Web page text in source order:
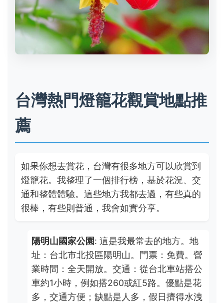
台灣熱門燈籠花觀賞地點推
薦
如果你想去賞花，台灣有很多地方可以欣賞到
燈籠花。我整理了一個排行榜，基於花況、交
通和整體體驗。這些地方我都去過，有些真的
很棒，有些則普通，我會如實分享。
陽明山國家公園: 這是我最常去的地方。地
址：台北市北投區陽明山。門票：免費。營
業時間：全天開放。交通：從台北車站搭公
車約1小時，例如搭260或紅5路。優點是花
多，交通方便；缺點是人多，假日擠得水洩